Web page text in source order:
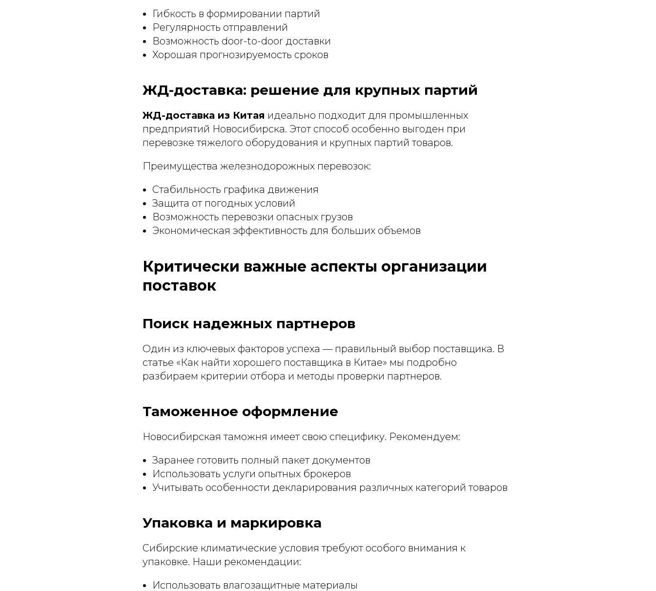
Гибкость в формировании партий
Регулярность отправлений
Возможность door-to-door доставки
Хорошая прогнозируемость сроков
ЖД-доставка: решение для крупных партий
ЖД-доставка из Китая идеально подходит для промышленных
предприятий Новосибирска. Этот способ особенно выгоден при
перевозке тяжелого оборудования и крупных партий товаров.
Преимущества железнодорожных перевозок:
Стабильность графика движения
Защита от погодных условий
Возможность перевозки опасных грузов
Экономическая эффективность для больших объемов
Критически важные аспекты организации
поставок
Поиск надежных партнеров
Один из ключевых факторов успеха — правильный выбор поставщика. В
статье «Как найти хорошего поставщика в Китае» мы подробно
разбираем критерии отбора и методы проверки партнеров.
Таможенное оформление
Новосибирская таможня имеет свою специфику. Рекомендуем:
Заранее готовить полный пакет документов
Использовать услуги опытных брокеров
Учитывать особенности декларирования различных категорий товаров
Упаковка и маркировка
Сибирские климатические условия требуют особого внимания к
упаковке. Наши рекомендации:
Использовать влагозащитные материалы